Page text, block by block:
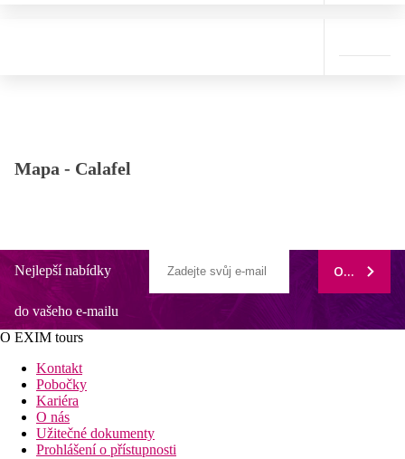
Mapa - Calafel
Nejlepší nabídky
do vašeho e-mailu
ODEBÍRAT
O EXIM tours
Kontakt
Pobočky
Kariéra
O nás
Užitečné dokumenty
Prohlášení o přístupnosti